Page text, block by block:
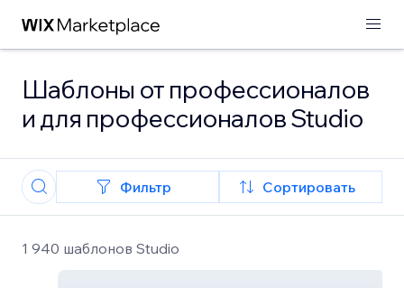
Шаблоны от профессионалов
и для профессионалов Studio
Фильтр Сортировать
1 940 шаблонов Studio